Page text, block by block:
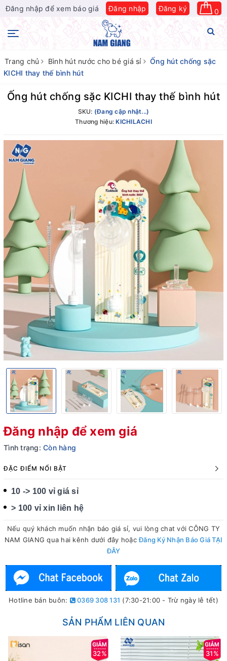
Đăng nhập để xem báo giá Đăng nhập Đăng ký 0
Trang chủ Bình hút nước cho bé giá sỉ
Ống hút chống sặc
KICHI thay thế bình hút
Ống hút chống sặc KICHI thay thế bình hút
SKU: (Đang cập nhật...)
Thương hiệu:KICHILACHI
Đăng nhập để xem giá
Tình trạng: Còn hàng
ĐẶC ĐIỂM NỔI BẬT
10 -> 100 vỉ giá sỉ
> 100 vỉ xin liên hệ
Nếu quý khách muốn nhận báo giá sỉ, vui lòng chat với CÔNG TY
NAM GIANG qua hai kênh dưới đây hoặcĐăng Ký Nhận Báo Giá TẠI
ĐÂY
Hotline bán buôn: 0369 308 131 (7:30-21:00 - Trừ ngày lễ tết)
SẢN PHẨM LIÊN QUAN
32% 31%